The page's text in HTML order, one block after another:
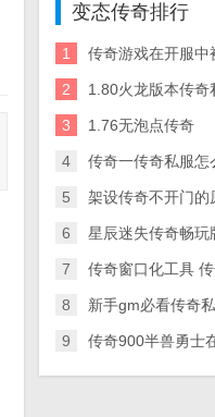
变态传奇排行
1 传奇游戏在开服中
2 1.80火龙版本传奇私
3 1.76无泡点传奇
4 传奇一传奇私服怎么开很多个
5 架设传奇不开门的原因和
6 星辰迷失传奇畅玩
7 传奇窗口化工具 传
8 新手gm必看传奇
9 传奇900半兽勇士在